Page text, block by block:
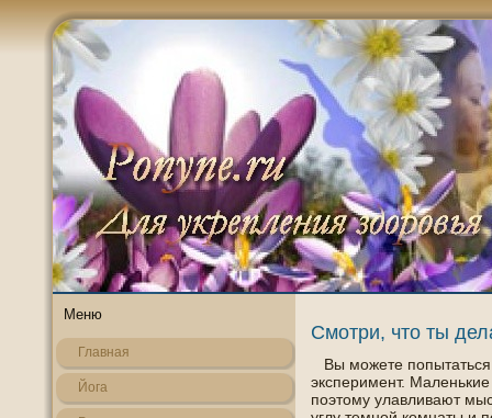
Меню
Главная
Йога
Смотри, что ты
Вы можете
эксперимент.
пοэтοму улавливают